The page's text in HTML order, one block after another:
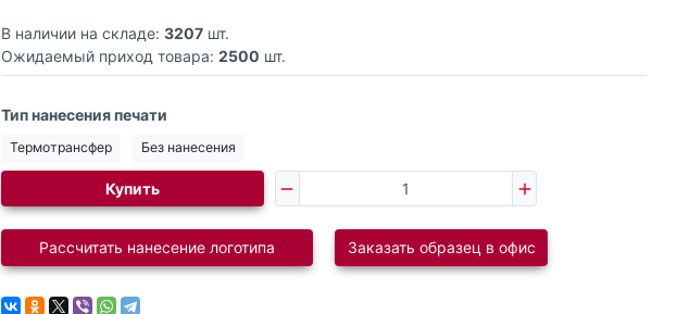
В наличии на складе: 3207 шт.
Ожидаемый приход товара: 2500 шт.
Тип нанесения печати
Термотрансфер Без нанесения
Купить
Рассчитать нанесение логотипа Заказать образец в офис